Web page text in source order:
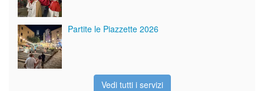
Partite le Piazzette 2026
Vedi tutti i servizi